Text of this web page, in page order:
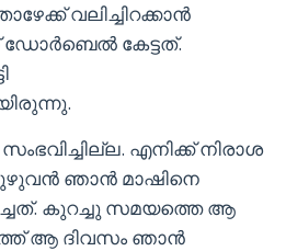
വലിച്ചിറക്കാൻ
ഡോർബെൽ കേട്ടത്.
എനിക്ക് നിരാശ
ഞാൻ മാഷിനെ
കുറച്ചു സമയത്തെ ആ
ആ ദിവസം ഞാൻ